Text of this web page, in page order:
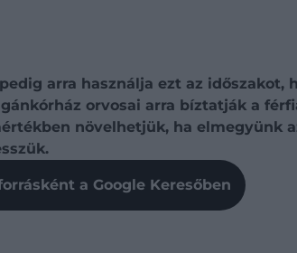
arra használja ezt az időszakot,
orvosai arra bíztatják a
növelhetjük, ha elmegyünk
a Google Keresőben